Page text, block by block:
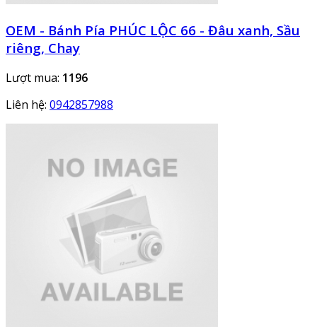
OEM - Bánh Pía PHÚC LỘC 66 - Đâu xanh, Sầu
riêng, Chay
Lượt mua: 1196
Liên hệ: 0942857988